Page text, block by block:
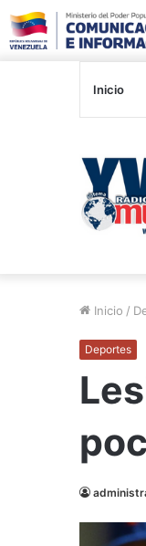
Inicio
Inicio /
Deportes